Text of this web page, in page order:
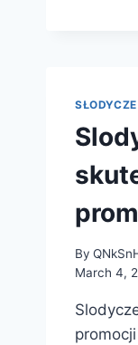
By
March 4,